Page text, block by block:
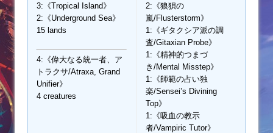
3:《Tropical Island》
2:《Underground Sea》
15 lands
4:《偉大なる統一者、ア
トラクサ/Atraxa, Grand
Unifier》
4 creatures
2:《狼狽の
嵐/Flusterstorm》
1:《ギタクシア派の調
査/Gitaxian Probe》
1:《精神的つまづ
き/Mental Misstep》
1:《師範の占い独
楽/Sensei’s Divining
Top》
1:《吸血の教示
者/Vampiric Tutor》